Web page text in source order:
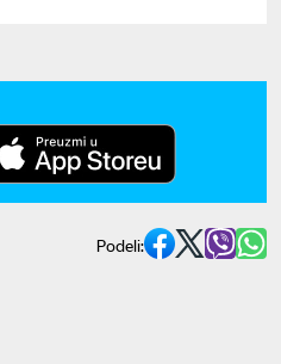
Podeli: